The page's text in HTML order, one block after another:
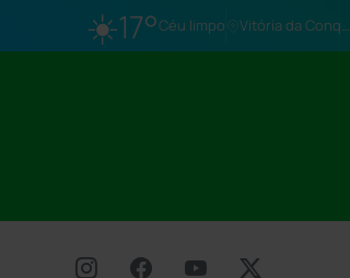
☀️17°Céu limpo Vitória da Conq…